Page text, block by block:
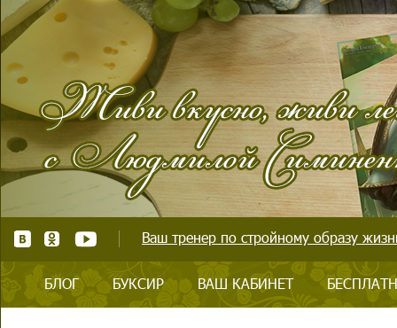
Ваш тренер по стройному образу
БЛОГ БУКСИР ВАШ КАБИНЕТ